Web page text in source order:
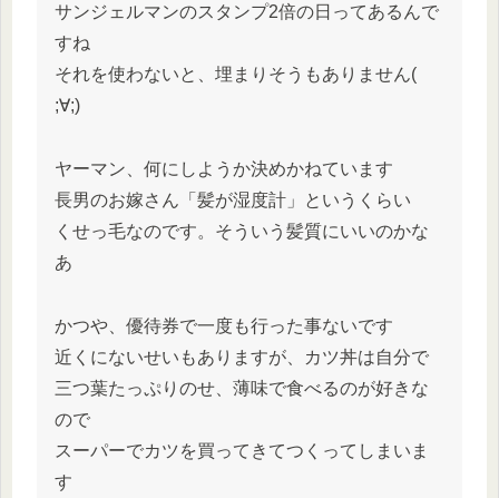
サンジェルマンのスタンプ2倍の日ってあるんで
すね
それを使わないと、埋まりそうもありません(
;∀;)
ヤーマン、何にしようか決めかねています
長男のお嫁さん「髪が湿度計」というくらい
くせっ毛なのです。そういう髪質にいいのかな
あ
かつや、優待券で一度も行った事ないです
近くにないせいもありますが、カツ丼は自分で
三つ葉たっぷりのせ、薄味で食べるのが好きな
ので
スーパーでカツを買ってきてつくってしまいま
す